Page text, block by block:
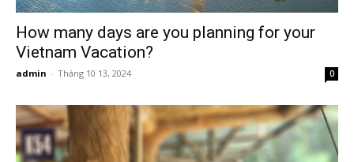
How many days are you planning for your
Vietnam Vacation?
admin - Tháng 10 13, 2024 0